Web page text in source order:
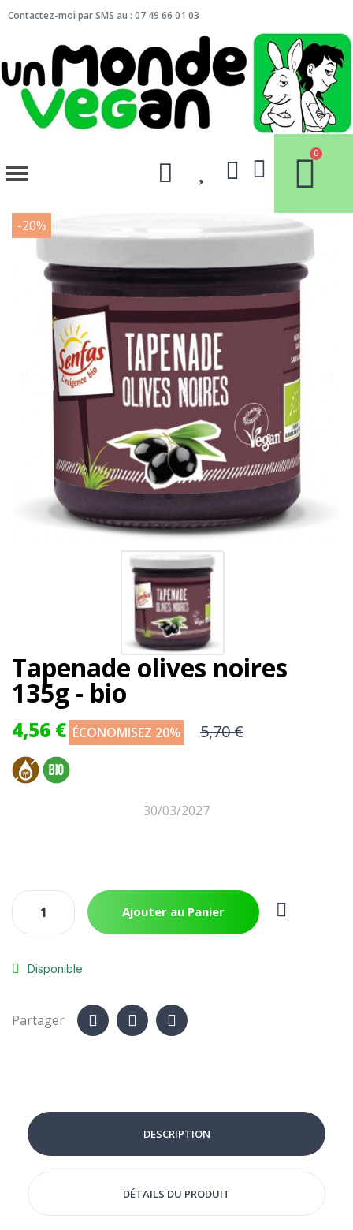
Contactez-moi par SMS au : 07 49 66 01 03
-20%
Tapenade olives noires
135g - bio
4,56 € ÉCONOMISEZ 20% 5,70 €
30/03/2027
Ajouter au Panier
Disponible
Partager
DESCRIPTION
DÉTAILS DU PRODUIT